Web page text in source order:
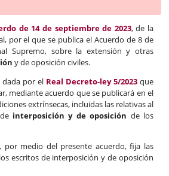
de 14 de septiembre de 2023, de la
por el que se publica el Acuerdo de 8 de
Supremo, sobre la extensión y otras
y de oposición civiles.
dada por el Real Decreto-ley 5/2023 que
mediante acuerdo que se publicará en el
extrínsecas, incluidas las relativas al
interposición y de oposición de los
por medio del presente acuerdo, fija las
escritos de interposición y de oposición